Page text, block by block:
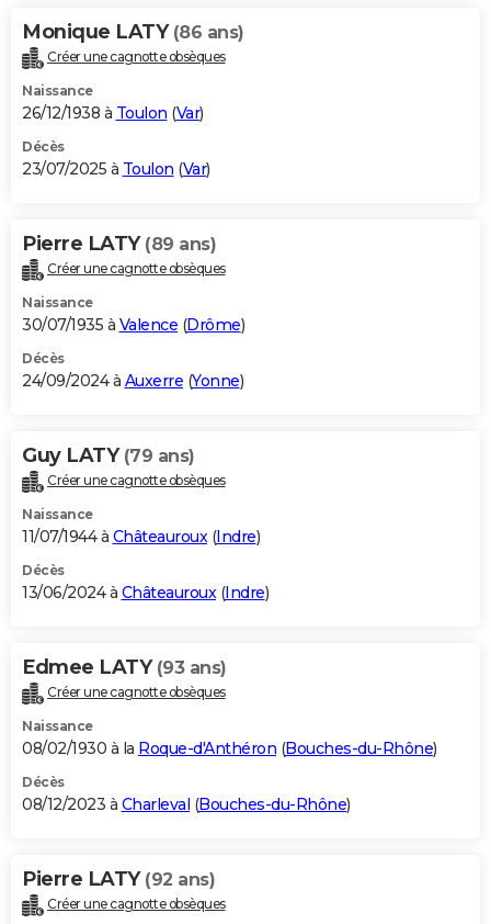
Monique LATY (86 ans)
Créer une cagnotte obsèques
Naissance
26/12/1938 à Toulon (Var)
Décès
23/07/2025 à Toulon (Var)
Pierre LATY (89 ans)
Créer une cagnotte obsèques
Naissance
30/07/1935 à Valence (Drôme)
Décès
24/09/2024 à Auxerre (Yonne)
Guy LATY (79 ans)
Créer une cagnotte obsèques
Naissance
11/07/1944 à Châteauroux(Indre)
Décès
13/06/2024 à Châteauroux(Indre)
Edmee LATY (93 ans)
Créer une cagnotte obsèques
Naissance
08/02/1930 à la Roque-d'Anthéron (Bouches-du-Rhône)
Décès
08/12/2023 à Charleval (Bouches-du-Rhône)
Pierre LATY (92 ans)
Créer une cagnotte obsèques